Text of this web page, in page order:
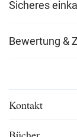
Sicheres
Bewertung &
Kontakt